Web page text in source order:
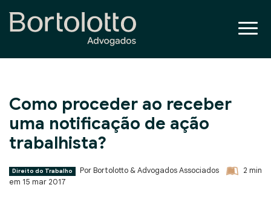
Como proceder ao receber
uma notificação de ação
trabalhista?
Direito do Trabalho
Por Bortolotto & Advogados Associados
em 15 mar 2017
2 min